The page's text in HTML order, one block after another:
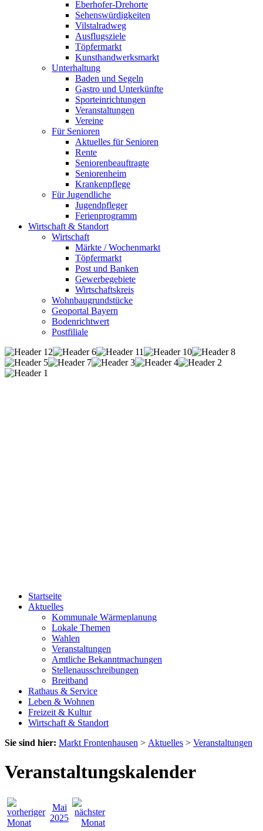
Eberhofer-Drehorte
Sehenswürdigkeiten
Vilstalradweg
Ausflugsziele
Töpfermarkt
Kunsthandwerksmarkt
Unterhaltung
Baden und Segeln
Gastro und Unterkünfte
Sporteinrichtungen
Veranstaltungen
Vereine
Für Senioren
Aktuelles für Senioren
Rente
Seniorenbeauftragte
Seniorenheim
Krankenpflege
Für Jugendliche
Jugendpfleger
Ferienprogramm
Wirtschaft & Standort
Wirtschaft
Märkte / Wochenmarkt
Töpfermarkt
Post und Banken
Gewerbegebiete
Wirtschaftskreis
Wohnbaugrundstücke
Geoportal Bayern
Bodenrichtwert
Postfiliale
Startseite
Aktuelles
Kommunale Wärmeplanung
Lokale Themen
Wahlen
Veranstaltungen
Amtliche Bekanntmachungen
Stellenausschreibungen
Breitband
Rathaus & Service
Leben & Wohnen
Freizeit & Kultur
Wirtschaft & Standort
Sie sind hier: Markt Frontenhausen > Aktuelles > Veranstaltungen
Veranstaltungskalender
Mai
2025